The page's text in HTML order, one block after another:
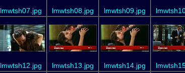
lmwtsh07.jpg lmwtsh08.jpg lmwtsh09.jpg
lmwtsh12.jpg lmwtsh13.jpg lmwtsh14.jpg